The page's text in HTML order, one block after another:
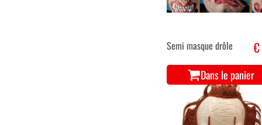
Semi masque drôle €
Dans le panier